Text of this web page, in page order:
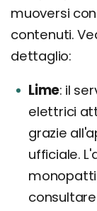
muoversi
contenuti.
dettaglio:
Lime il
elettrici
grazie
ufficiale.